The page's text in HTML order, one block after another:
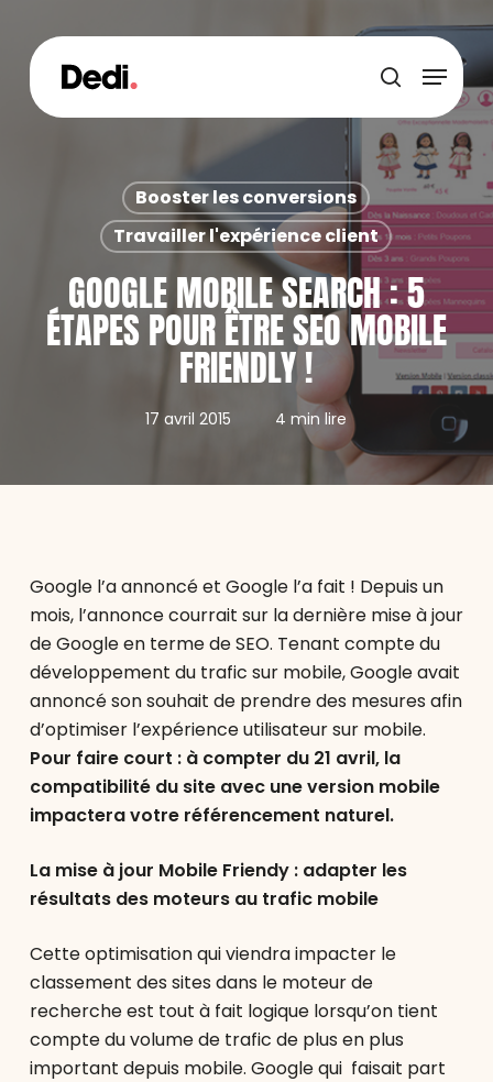
main
content
recherche
Menu
Booster les conversions
Travailler l'expérience client
GOOGLE MOBILE SEARCH : 5
ÉTAPES POUR ÊTRE SEO MOBILE
FRIENDLY !
17 avril 2015 4 min lire
Google l’a annoncé et Google l’a fait ! Depuis un
mois, l’annonce courrait sur la dernière mise à jour
de Google en terme de SEO. Tenant compte du
développement du trafic sur mobile, Google avait
annoncé son souhait de prendre des mesures afin
d’optimiser l’expérience utilisateur sur mobile.
Pour faire court : à compter du 21 avril, la
compatibilité du site avec une version mobile
impactera votre référencement naturel.
La mise à jour Mobile Friendy : adapter les
résultats des moteurs au trafic mobile
Cette optimisation qui viendra impacter le
classement des sites dans le moteur de
recherche est tout à fait logique lorsqu’on tient
compte du volume de trafic de plus en plus
important depuis mobile. Google qui faisait part